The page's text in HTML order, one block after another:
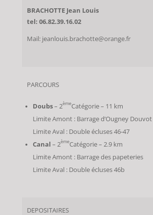
BRACHOTTE Jean Louis
tel: 06.82.39.16.02
Mail: jeanlouis.brachotte@orange.fr
PARCOURS
Doubs– 2èmeCatégorie – 11 km
Limite Amont : Barrage d’Ougney Douvot
Limite Aval : Double écluses 46-47
Canal – 2èmeCatégorie – 2.9 km
Limite Amont : Barrage des papeteries
Limite Aval : Double écluses 46b
DEPOSITAIRES